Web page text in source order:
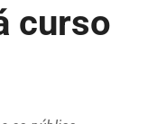
curso